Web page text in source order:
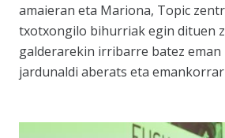
amaieran eta Mariona, Topic
txotxongilo bihurriak egin dituen
galderarekin irribarre batez eman
jardunaldi aberats eta